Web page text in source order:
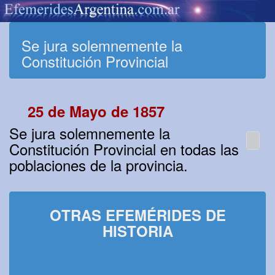
Se jura solemnemente la
Constitución Provincial
25 de Mayo de 1857
Se jura solemnemente la
Constitución Provincial en todas las
poblaciones de la provincia.
OTRAS EFEMÉRIDES DE
HISTORIA